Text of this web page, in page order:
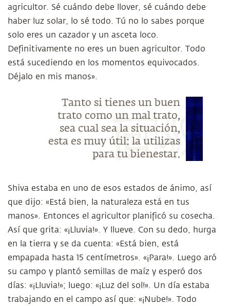
agricultor. Sé cuándo debe llover, sé cuándo debe
haber luz solar, lo sé todo. Tú no lo sabes porque
solo eres un cazador y un asceta loco.
Definitivamente no eres un buen agricultor. Todo
está sucediendo en los momentos equivocados.
Déjalo en mis manos».
Tanto si tienes un buen
trato como un mal trato,
sea cual sea la situación,
esta es muy útil: la utilizas
para tu bienestar.
Shiva estaba en uno de esos estados de ánimo, así
que dijo: «Está bien, la naturaleza está en tus
manos». Entonces el agricultor planificó su cosecha.
Así que grita: «¡Lluvia!». Y llueve. Con su dedo, hurga
en la tierra y se da cuenta: «Está bien, está
empapada hasta 15 centímetros». «¡Para!». Luego aró
su campo y plantó semillas de maíz y esperó dos
días: «¡Lluvia!»; luego: «¡Luz del sol!». Un día estaba
trabajando en el campo así que: «¡Nube!». Todo